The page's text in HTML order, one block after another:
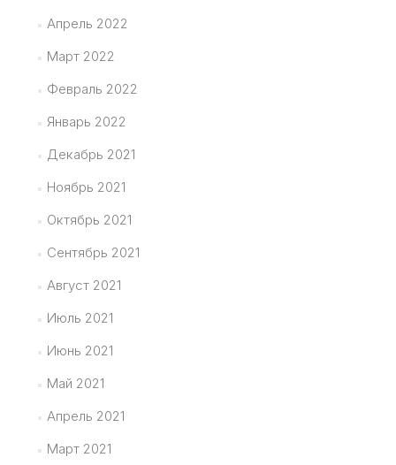
Апрель 2022
Март 2022
Февраль 2022
Январь 2022
Декабрь 2021
Ноябрь 2021
Октябрь 2021
Сентябрь 2021
Август 2021
Июль 2021
Июнь 2021
Май 2021
Апрель 2021
Март 2021